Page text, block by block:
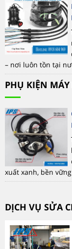
– nơi luôn tồn tại
PHỤ KIỆN
xuất xanh, bền
DỊCH VỤ SỬA